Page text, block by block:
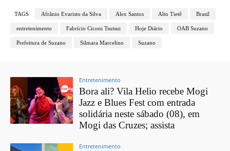
TAGS Afrânio Evaristo da Silva Alex Santos Alto Tietê Brasil
entretenimento Fabrício Ciconi Tsutsui Hoje Diário OAB Suzano
Prefeitura de Suzano Silmara Marcelino Suzano
Entretenimento
Bora ali? Vila Helio recebe Mogi
Jazz e Blues Fest com entrada
solidária neste sábado (08), em
Mogi das Cruzes; assista
Entretenimento